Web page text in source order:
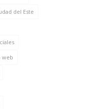
del Este
web